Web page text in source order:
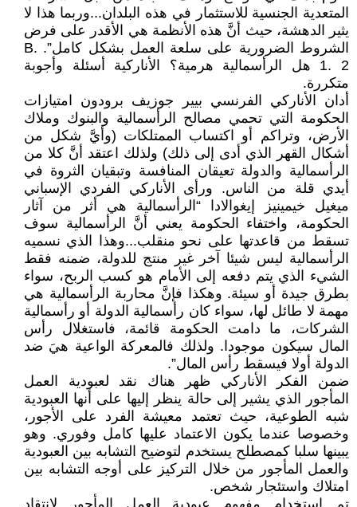
المتعدية الجنسية للاستثمار في هذه البلدان...وربما هذا لا
يثير الدهشة، حيث أنَّ هذه الأنظمة هي الأقدر على فرض
الشروط الضرورية على سلعة العمل بشكل كامل”. B.
1. 2 هل الرأسمالية هرمية؟ الأناركية أسئلة وأجوبة
متكررة.
أدان الأناركي الفرنسي بيير جوزيف برودون امتيازات
الحكومة التي تحمي مصالح الرأسمالية والبنوك وملاك
الأرض، وتراكم أو اكتساب الممتلكات (وأيَّ شكل من
أشكال القهر الذي أدى إلى ذلك) ولذلك اعتقد أنَّ كلا من
الرأسمالية والدولة تعيقان المنافسة وتبقيان الثروة في
أيدي قلة من الناس. ورأى الأناركي الفردي الإسباني
ميغيل خيمينيز إيغوالادا “الرأسمالية هي أثر من آثار
الحكومة، واختفاء الحكومة يعني أنَّ الرأسمالية سوف
تسقط من قاعدتها على نحو منقلب...وهذا الذي نسميه
الرأسمالية ليس شيئا آخر غير منتج للدولة، ضمنه فقط
الشيء الذي يتم دفعه إلى الأمام هو كسب الربح، سواء
بطرق جيدة أو سيئة. وهكذا فإنَّ محاربة الرأسمالية هي
مهمة لا طائل لها، سواء كان رأسمالية الدولة أو رأسمالية
الشركات، ما دامت الحكومة قائمة، فاستغلال رأس
المال سيكون موجودا. ولذلك فالمعركة الواعية هيَ ضد
الدولة أولا فيسقط رأس المال”.
ضمن الفكر الأناركي ظهر هناك نقد لعبودية العمل
المأجور الذي يشير إلى حالة ينظر إليها على أنها العبودية
شبه الطوعية، حيث تعتمد معيشة الفرد على الأجور،
وخصوصا عندما يكون الاعتماد عليها كامل وفوري. وهو
يبينها سلبا كمصطلح يستخدم لتوضيح التشابه بين العبودية
والعمل المأجور من خلال التركيز على أوجه التشابه بين
امتلاك واستئجار شخص.